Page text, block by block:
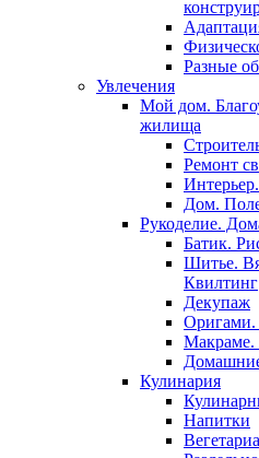
Разные
Увлечения
Мой дом.
жилища
Ремонт
Дом.
Рукоделие.
Батик.
Шитье.
Квилтинг
Декупаж
Оригами.
Макраме.
Кулинария
Напитки